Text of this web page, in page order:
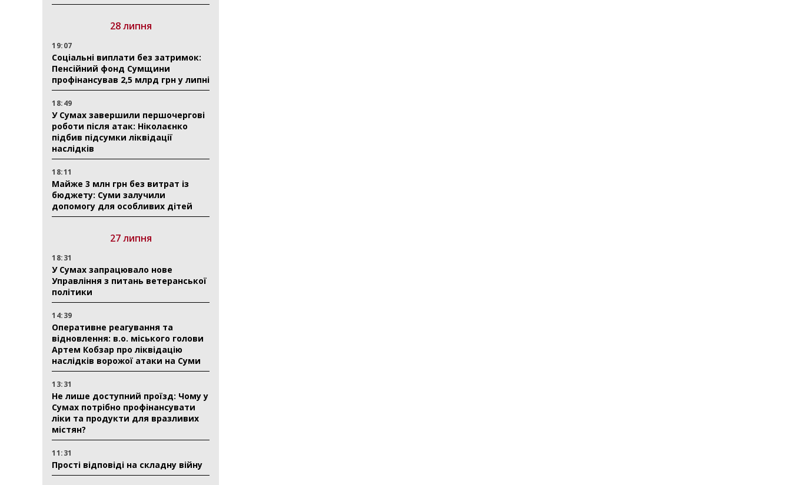
28 липня
19:07
Соціальні виплати без затримок:
Пенсійний фонд Сумщини
профінансував 2,5 млрд грн у липні
18:49
У Сумах завершили першочергові
роботи після атак: Ніколаєнко
підбив підсумки ліквідації
наслідків
18:11
Майже 3 млн грн без витрат із
бюджету: Суми залучили
допомогу для особливих дітей
27 липня
18:31
У Сумах запрацювало нове
Управління з питань ветеранської
політики
14:39
Оперативне реагування та
відновлення: в.о. міського голови
Артем Кобзар про ліквідацію
наслідків ворожої атаки на Суми
13:31
Не лише доступний проїзд: Чому у
Сумах потрібно профінансувати
ліки та продукти для вразливих
містян?
11:31
Прості відповіді на складну війну